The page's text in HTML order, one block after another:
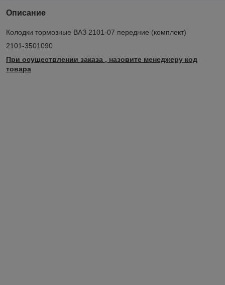
Описание
Колодки тормозные ВАЗ 2101-07 передние (комплект)
2101-3501090
При осуществлении заказа , назовите менеджеру код
товара